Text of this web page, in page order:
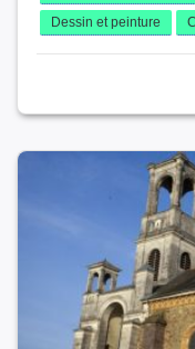
Dessin et peinture